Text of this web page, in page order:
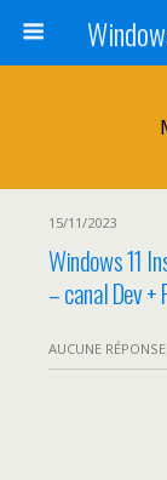
15/11/2023
Windows 11
– canal Dev +
AUCUNE RÉPONSE